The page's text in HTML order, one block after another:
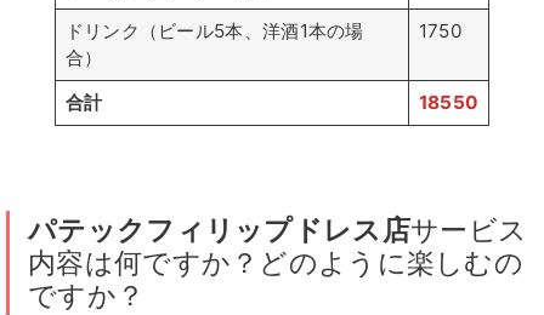
ドリンク（ビール5本、洋酒1本の場
合）
1750
合計 18550
パテックフィリップドレス 店サービス
内容は何ですか？どのように楽しむの
ですか？